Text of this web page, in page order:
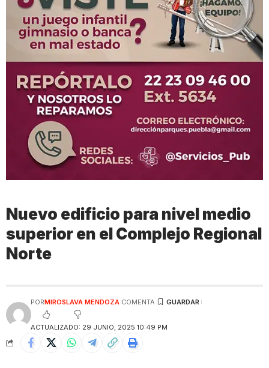
Nuevo edificio para nivel medio
superior en el Complejo Regional
Norte​
ACTUALIZADO: 29 JUNIO, 2025 10:49 PM
PORMIROSLAVA MENDOZA COMENTA